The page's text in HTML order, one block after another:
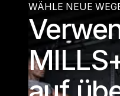
WÄHLE NEUE